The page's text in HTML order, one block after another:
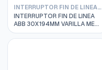
INTERRUPTOR FIN DE LINEA ABB
INTERRUPTOR FIN DE LINEA
ABB 30X194MM VARILLA MET.
FLEXIBLE LS31M91B11
1SBV011791R1211